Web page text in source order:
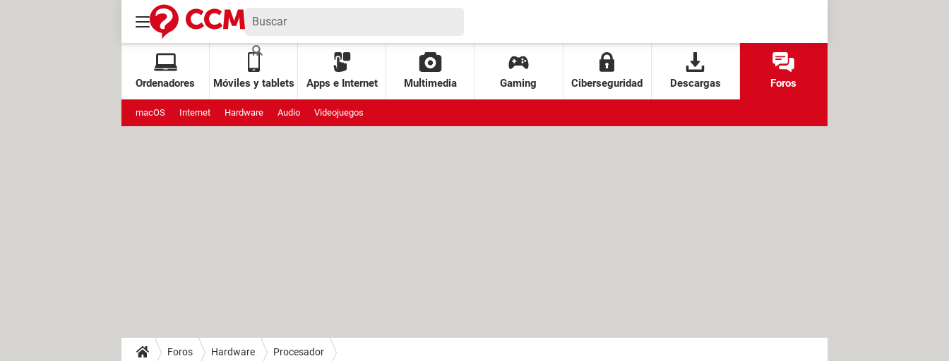
Ordenadores Móviles y tablets Apps e Internet Multimedia Gaming Ciberseguridad Descargas Foros
macOS Internet Hardware Audio Videojuegos
Foros Hardware Procesador